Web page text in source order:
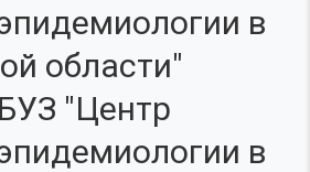
в
области"
"Центр
в